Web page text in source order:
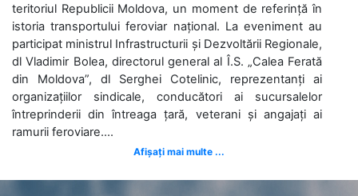
teritoriul Republicii Moldova, un moment de referință în
istoria transportului feroviar național. La eveniment au
participat ministrul Infrastructurii și Dezvoltării Regionale,
dl Vladimir Bolea, directorul general al Î.S. „Calea Ferată
din Moldova”, dl Serghei Cotelinic, reprezentanți ai
organizațiilor sindicale, conducători ai sucursalelor
întreprinderii din întreaga țară, veterani și angajați ai
ramurii feroviare....
Afișați mai multe ...